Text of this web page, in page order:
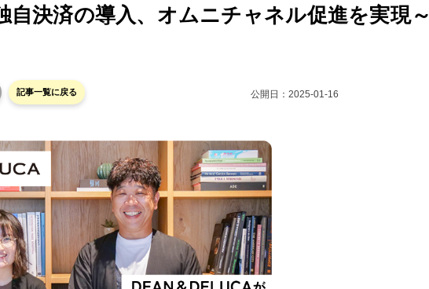
自決済の導入、オムニチャネル促進を実現～
記事一覧に戻る 公開日： 2025-01-16